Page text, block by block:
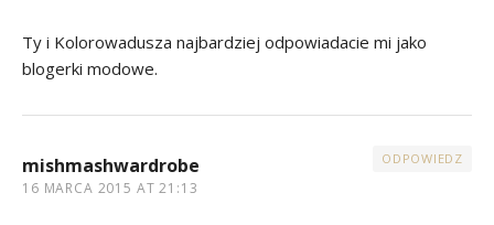
Ty i Kolorowadusza najbardziej odpowiadacie mi jako
blogerki modowe.
mishmashwardrobe
16 MARCA 2015 AT 21:13
ODPOWIEDZ